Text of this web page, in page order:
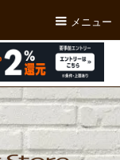
メニュー